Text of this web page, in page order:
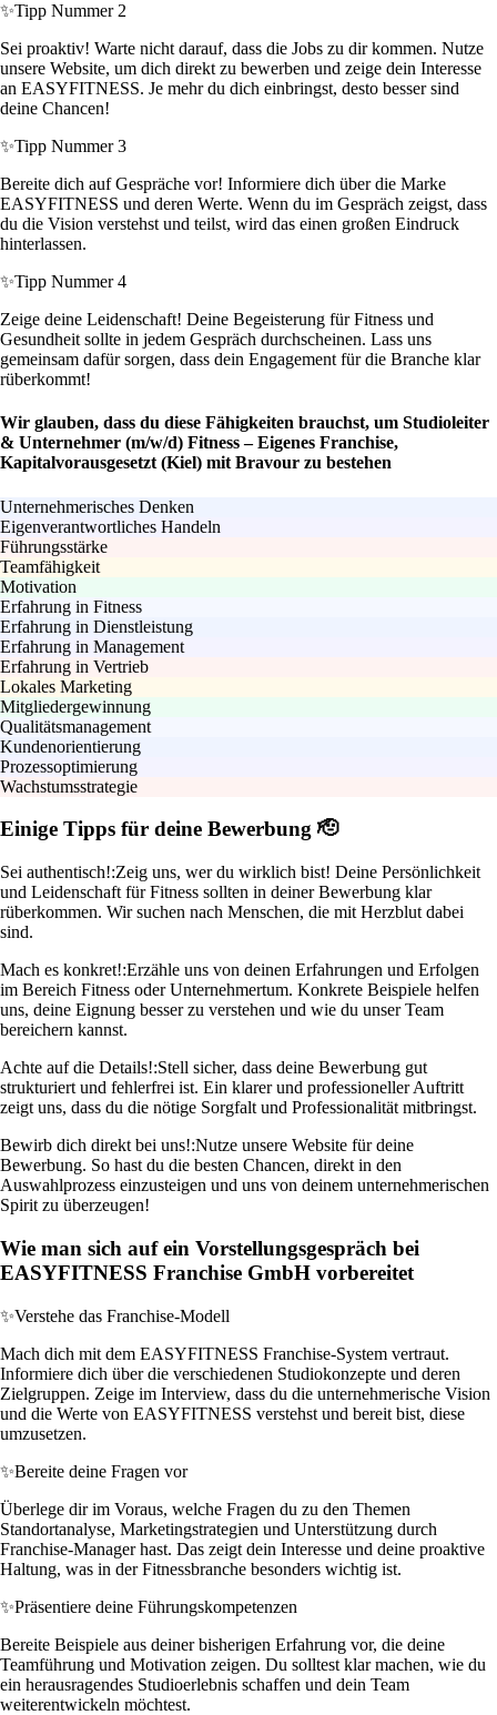
✨Tipp Nummer 2
Sei proaktiv! Warte nicht darauf, dass die Jobs zu dir kommen. Nutze
unsere Website, um dich direkt zu bewerben und zeige dein Interesse
an EASYFITNESS. Je mehr du dich einbringst, desto besser sind
deine Chancen!
✨Tipp Nummer 3
Bereite dich auf Gespräche vor! Informiere dich über die Marke
EASYFITNESS und deren Werte. Wenn du im Gespräch zeigst, dass
du die Vision verstehst und teilst, wird das einen großen Eindruck
hinterlassen.
✨Tipp Nummer 4
Zeige deine Leidenschaft! Deine Begeisterung für Fitness und
Gesundheit sollte in jedem Gespräch durchscheinen. Lass uns
gemeinsam dafür sorgen, dass dein Engagement für die Branche klar
rüberkommt!
Wir glauben, dass du diese Fähigkeiten brauchst, um Studioleiter
& Unternehmer (m/w/d) Fitness – Eigenes Franchise,
Kapitalvorausgesetzt (Kiel) mit Bravour zu bestehen
Unternehmerisches Denken
Eigenverantwortliches Handeln
Führungsstärke
Teamfähigkeit
Motivation
Erfahrung in Fitness
Erfahrung in Dienstleistung
Erfahrung in Management
Erfahrung in Vertrieb
Lokales Marketing
Mitgliedergewinnung
Qualitätsmanagement
Kundenorientierung
Prozessoptimierung
Wachstumsstrategie
Einige Tipps für deine Bewerbung 🫡
Sei authentisch!:Zeig uns, wer du wirklich bist! Deine Persönlichkeit
und Leidenschaft für Fitness sollten in deiner Bewerbung klar
rüberkommen. Wir suchen nach Menschen, die mit Herzblut dabei
sind.
Mach es konkret!:Erzähle uns von deinen Erfahrungen und Erfolgen
im Bereich Fitness oder Unternehmertum. Konkrete Beispiele helfen
uns, deine Eignung besser zu verstehen und wie du unser Team
bereichern kannst.
Achte auf die Details!:Stell sicher, dass deine Bewerbung gut
strukturiert und fehlerfrei ist. Ein klarer und professioneller Auftritt
zeigt uns, dass du die nötige Sorgfalt und Professionalität mitbringst.
Bewirb dich direkt bei uns!:Nutze unsere Website für deine
Bewerbung. So hast du die besten Chancen, direkt in den
Auswahlprozess einzusteigen und uns von deinem unternehmerischen
Spirit zu überzeugen!
Wie man sich auf ein Vorstellungsgespräch bei
EASYFITNESS Franchise GmbH vorbereitet
✨Verstehe das Franchise-Modell
Mach dich mit dem EASYFITNESS Franchise-System vertraut.
Informiere dich über die verschiedenen Studiokonzepte und deren
Zielgruppen. Zeige im Interview, dass du die unternehmerische Vision
und die Werte von EASYFITNESS verstehst und bereit bist, diese
umzusetzen.
✨Bereite deine Fragen vor
Überlege dir im Voraus, welche Fragen du zu den Themen
Standortanalyse, Marketingstrategien und Unterstützung durch
Franchise-Manager hast. Das zeigt dein Interesse und deine proaktive
Haltung, was in der Fitnessbranche besonders wichtig ist.
✨Präsentiere deine Führungskompetenzen
Bereite Beispiele aus deiner bisherigen Erfahrung vor, die deine
Teamführung und Motivation zeigen. Du solltest klar machen, wie du
ein herausragendes Studioerlebnis schaffen und dein Team
weiterentwickeln möchtest.